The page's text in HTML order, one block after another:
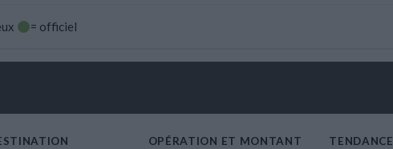
= officiel
OPÉRATION ET MONTANT
TENDANCE